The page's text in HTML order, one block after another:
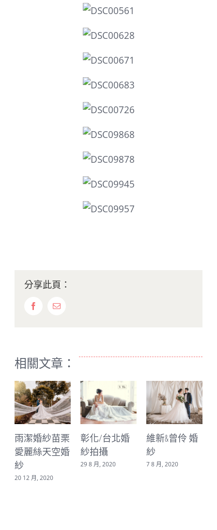
分享此頁：
FacebookEmail:
相關文章：
雨潔婚紗苗栗
愛麗絲天空婚
紗
20 12 月, 2020
彰化/台北婚
紗拍攝
29 8 月, 2020
維新&曾伶 婚
紗
7 8 月, 2020